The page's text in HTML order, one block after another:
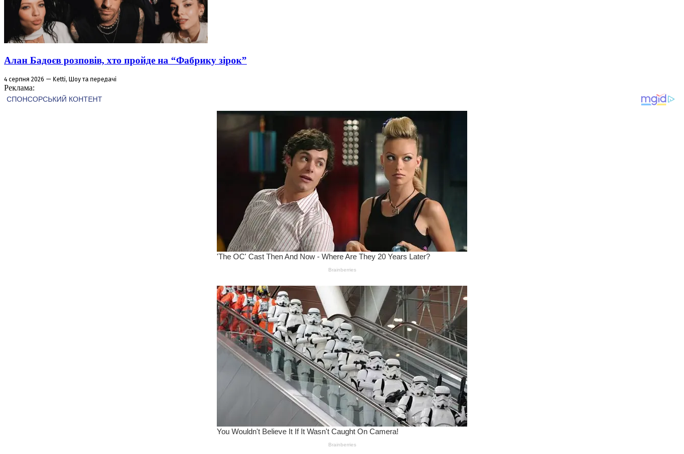
Алан Бадоєв розповів, хто пройде на “Фабрику зірок”
4 серпня 2026 — Ketti, Шоу та передачі
Реклама: